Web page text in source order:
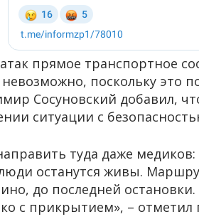
прямое транспортное
поскольку это
Сосуновский добавил,
ситуации с
туда даже медиков:
останутся живы.
до последней
с прикрытием», – отметил